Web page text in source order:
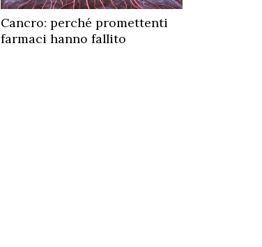
Cancro: perché promettenti
farmaci hanno fallito